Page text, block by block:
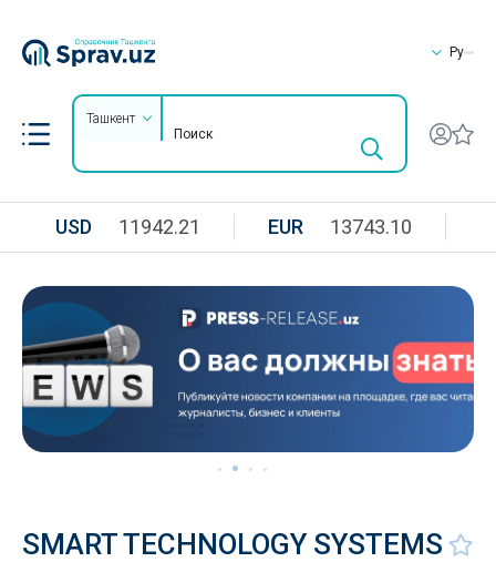
Ру
Ташкент
USD 11942.21 EUR 13743.10
SMART TECHNOLOGY SYSTEMS